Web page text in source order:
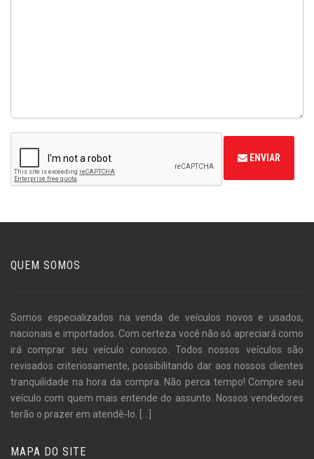
ENVIAR
QUEM SOMOS
Somos especializados na venda de veículos novos e usados,
nacionais e importados. Com certeza você não só apreciará como
irá comprar seu veículo conosco. Todos nossos veículos são
revisados criteriosamente, possibilitando dar aos nossos clientes
tranquilidade na hora da compra. Não perca tempo! Compre seu
veículo com quem mais entende do assunto. Nossos vendedores
terão o prazer em atendê-lo.
MAPA DO SITE